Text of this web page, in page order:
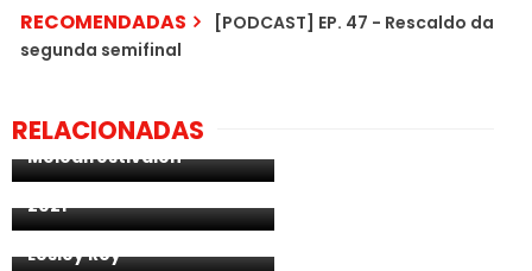
RECOMENDADAS
[PODCAST] EP. 47 - Rescaldo da
segunda semifinal
RELACIONADAS
semifinal 4 do
Melodifestivalen
Alemanha: oiça a música
de Jendrik para o ESC
2021
Irlanda: oiça "Maps", de
Lesley Roy